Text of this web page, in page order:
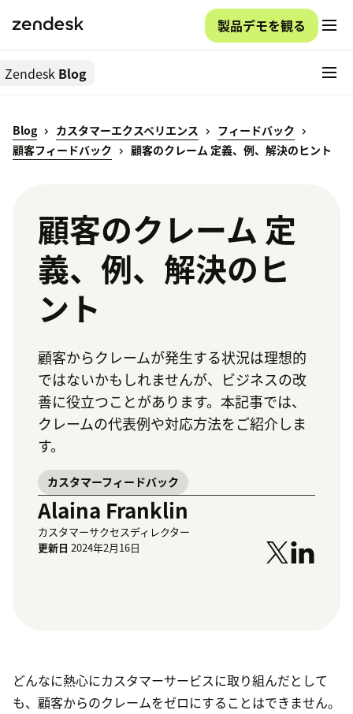
製品デモを観る
Zendesk Blog
Blog カスタマーエクスペリエンス
フィードバック
顧客フィードバック
顧客のクレーム 定義、例、解決のヒント
顧客のクレーム 定
義、例、解決のヒ
ント
顧客からクレームが発生する状況は理想的
ではないかもしれませんが、ビジネスの改
善に役立つことがあります。本記事では、
クレームの代表例や対応方法をご紹介しま
す。
カスタマーフィードバック
Alaina Franklin
カスタマーサクセスディレクター
更新日 2024年2月16日
どんなに熱心にカスタマーサービスに取り組んだとして
も、顧客からのクレームをゼロにすることはできません。